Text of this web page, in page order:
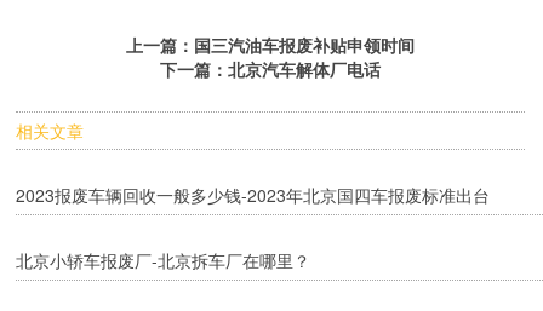
上一篇： 国三汽油车报废补贴申领时间
下一篇：北京汽车解体厂电话
相关文章
2023报废车辆回收一般多少钱-2023年北京国四车报废标准出台
北京小轿车报废厂-北京拆车厂在哪里？